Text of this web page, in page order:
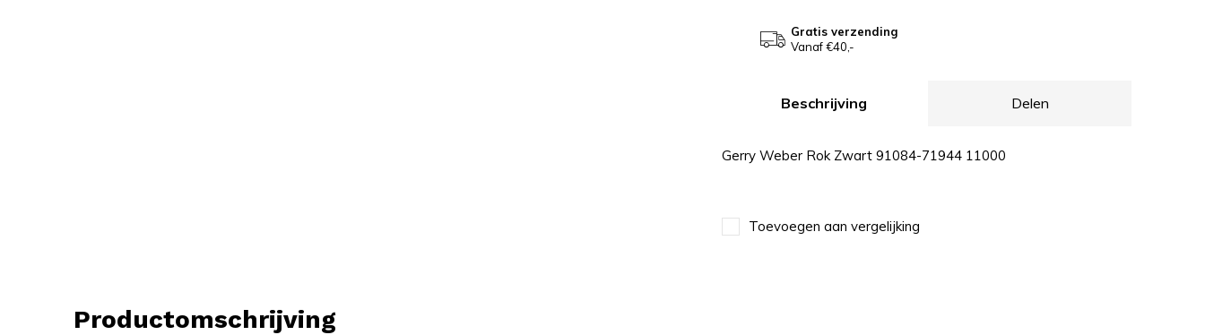
Gratis verzending
Vanaf €40,-
Beschrijving Delen
Gerry Weber Rok Zwart 91084-71944 11000
Toevoegen aan vergelijking
Productomschrijving